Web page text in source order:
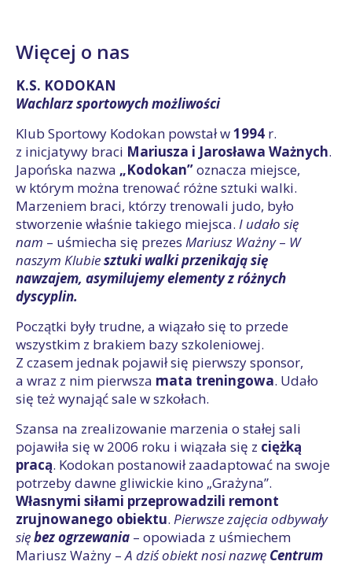
Więcej o nas
K.S. KODOKAN
Wachlarz sportowych możliwości
Klub Sportowy Kodokan powstał w1994 r.
z inicjatywy braci Mariusza i Jarosława Ważnych.
Japońska nazwa „Kodokan”oznacza miejsce,
w którym można trenować różne sztuki walki.
Marzeniem braci, którzy trenowali judo, było
stworzenie właśnie takiego miejsca. I udało się
nam – uśmiecha się prezes Mariusz Ważny– W
naszym Klubiesztuki walki przenikają się
nawzajem, asymilujemy elementy z różnych
dyscyplin.
Początki były trudne, a wiązało się to przede
wszystkim z brakiem bazy szkoleniowej.
Z czasem jednak pojawił się pierwszy sponsor,
a wraz z nim pierwsza mata treningowa. Udało
się też wynająć sale w szkołach.
Szansa na zrealizowanie marzenia o stałej sali
pojawiła się w 2006 roku i wiązała się z ciężką
pracą. Kodokan postanowił zaadaptować na swoje
potrzeby dawne gliwickie kino „Grażyna”.
Własnymi siłami przeprowadzili remont
zrujnowanego obiektu. Pierwsze zajęcia odbywały
siębez ogrzewania – opowiada z uśmiechem
Mariusz Ważny –A dziś obiekt nosi nazwę Centrum